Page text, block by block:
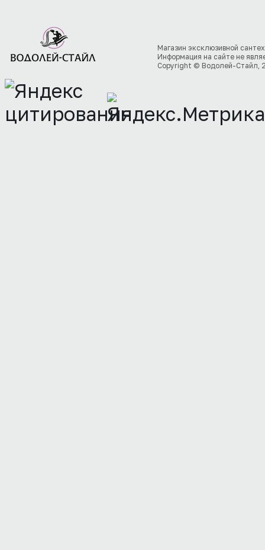
Магазин эксклюзивной
Информация на сайте не
Copyright © Водолей-Стайл,